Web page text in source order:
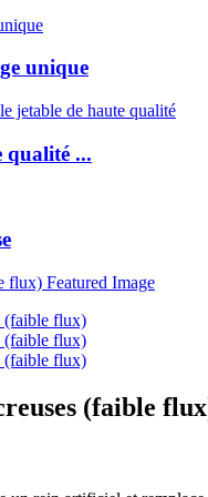
unique
qualité ...
(faible